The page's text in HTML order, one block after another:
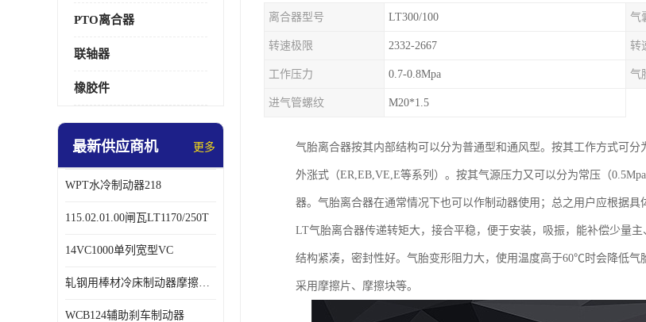
PTO离合器
联轴器
橡胶件
最新供应商机 更多
WPT水冷制动器218
115.02.01.00闸瓦LT1170/250T
14VC1000单列宽型VC
轧钢用棒材冷床制动器摩擦片218
WCB124辅助刹车制动器
离合器型号 LT300/100 气
转速极限 2332-2667 转
工作压力 0.7-0.8Mpa 气
进气管螺纹 M20*1.5
气胎离合器按其内部结构可以分为普通型和通风型。按其工作方式可
外涨式（ER,EB,VE,E等系列）。按其气源压力又可以分为常压（
器。气胎离合器在通常情况下也可以作制动器使用；总之用户应根据具
LT气胎离合器传递转矩大，接合平稳，便于安装，吸振，能补偿少量
结构紧凑，密封性好。气胎变形阻力大，使用温度高于60℃时会降低
采用摩擦片、摩擦块等。